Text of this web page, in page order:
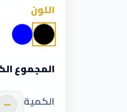
اللون
المجموع
الكمية
−